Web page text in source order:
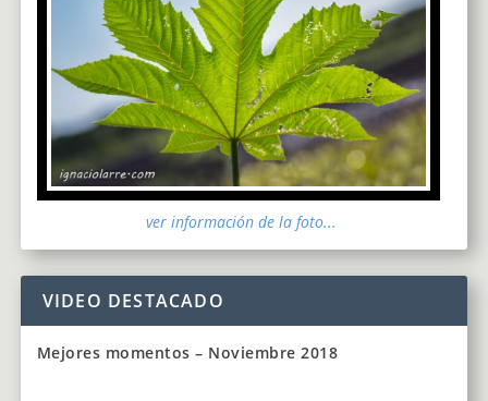
ver información de la foto...
VIDEO DESTACADO
Mejores momentos – Noviembre 2018